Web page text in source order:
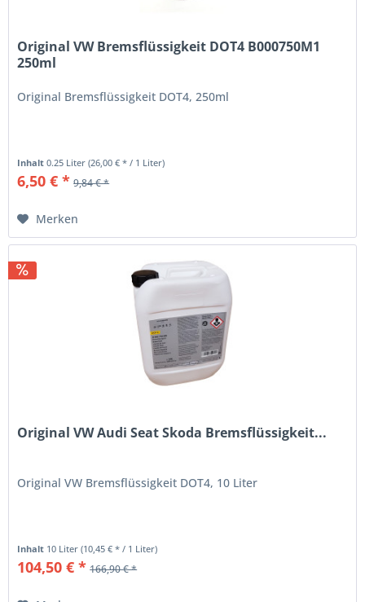
Original VW Bremsflüssigkeit DOT4 B000750M1
250ml
Original Bremsflüssigkeit DOT4, 250ml
Inhalt0.25 Liter(26,00 € * / 1 Liter)
6,50 € * 9,84 € *
Merken
Original VW Audi Seat Skoda Bremsflüssigkeit...
Original VW Bremsflüssigkeit DOT4, 10 Liter
Inhalt 10 Liter(10,45 € * / 1 Liter)
104,50 € * 166,90 € *